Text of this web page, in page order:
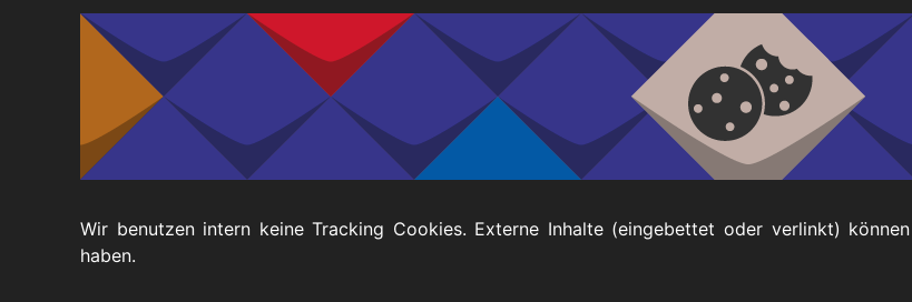
Wir benutzen intern keine Tracking Cookies. Externe Inhalte (eingebettet oder verlinkt)
haben.